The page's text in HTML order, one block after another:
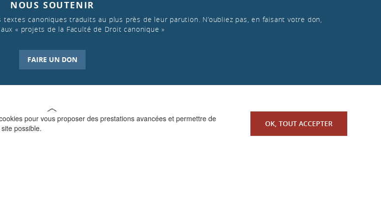
pour vous proposer des prestations avancées et permettre de
possible.
OK, TOUT ACCEPTER
NOUS SOUTENIR
canoniques traduits au plus près de leur parution. N’oubliez pas, en faisant votre don,
« projets de la Faculté de Droit canonique »
FAIRE UN DON